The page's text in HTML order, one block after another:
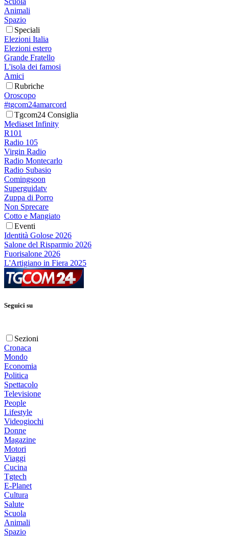
Animali
Spazio
Speciali
Elezioni Italia
Elezioni estero
Grande Fratello
L'isola dei famosi
Amici
Rubriche
Oroscopo
#tgcom24amarcord
Tgcom24 Consiglia
Mediaset Infinity
R101
Radio 105
Virgin Radio
Radio Montecarlo
Radio Subasio
Comingsoon
Superguidatv
Zuppa di Porro
Non Sprecare
Cotto e Mangiato
Eventi
Identità Golose 2026
Salone del Risparmio 2026
Fuorisalone 2026
L'Artigiano in Fiera 2025
Seguici su
Sezioni
Cronaca
Mondo
Economia
Politica
Spettacolo
Televisione
People
Lifestyle
Videogiochi
Donne
Magazine
Motori
Viaggi
Cucina
Tgtech
E-Planet
Cultura
Salute
Scuola
Animali
Spazio